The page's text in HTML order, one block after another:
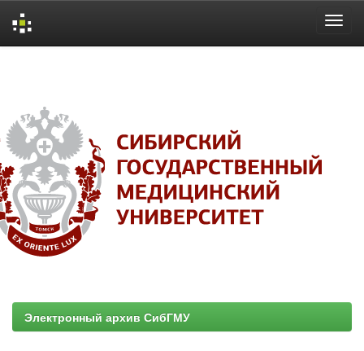
Электронный архив СибГМУ